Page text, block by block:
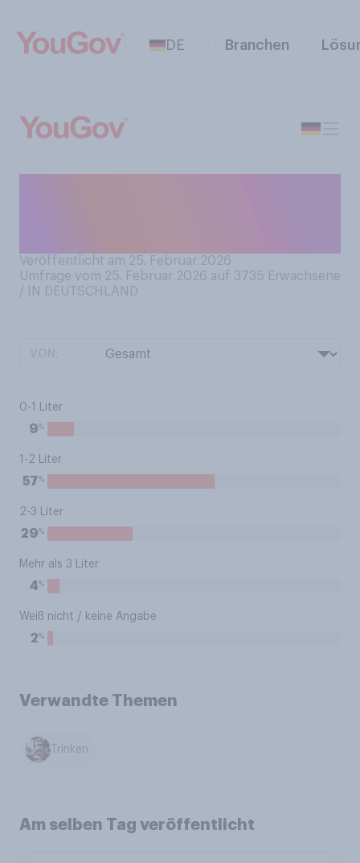
DE Branchen
Veröffentlicht am 25. Februar 2026
Umfrage vom 25. Februar 2026 auf 3735 Erwachsene
/ IN DEUTSCHLAND
0-1 Liter
9%
1-2 Liter
57%
2-3 Liter
29%
Mehr als 3 Liter
4%
Weiß nicht / keine Angabe
2%
Verwandte Themen
Trinken
Am selben Tag veröffentlicht